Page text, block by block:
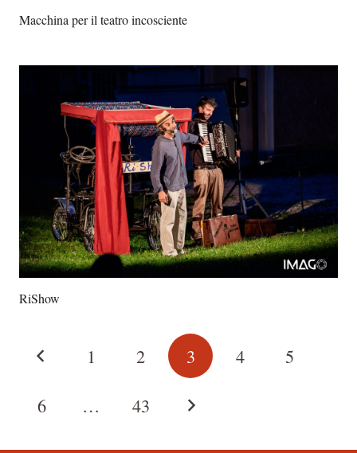
Macchina per il teatro incosciente
RiShow
1 2 3 4 5
6 … 43